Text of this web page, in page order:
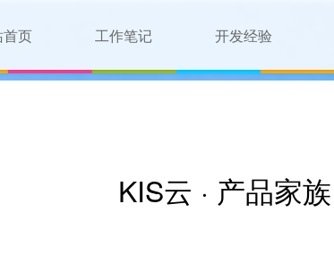
首页 工作笔记 开发经验
KIS云 · 产品家族